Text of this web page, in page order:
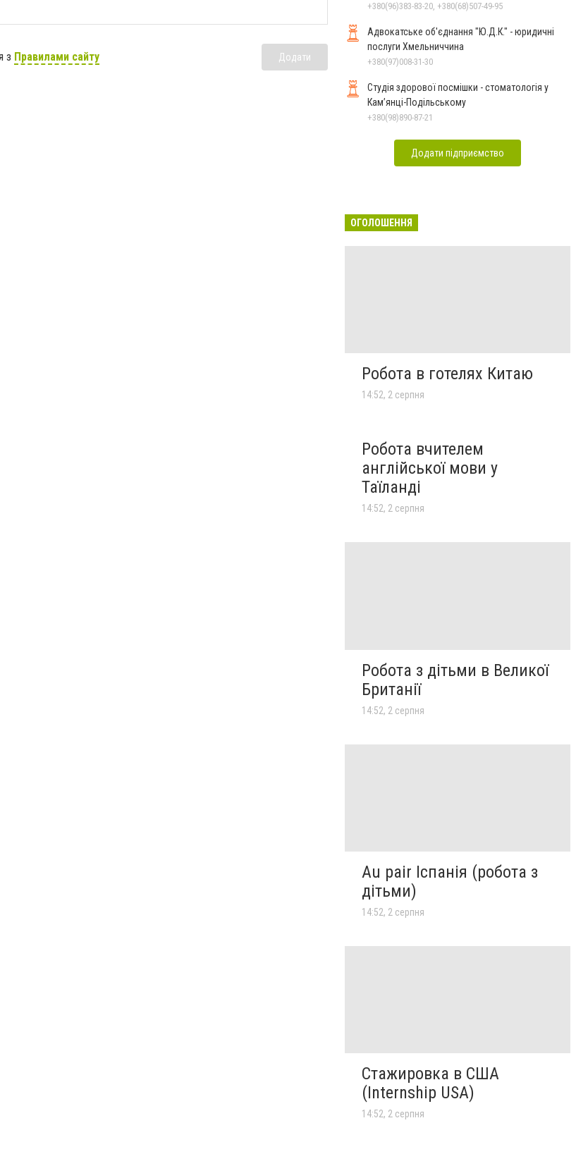
з Правилами сайту Додати
+380(96)383-83-20, +380(68)507-49-95
Адвокатське об'єднання "Ю.Д.К." - юридичні
послуги Хмельниччина
+380(97)008-31-30
Студія здорової посмішки - стоматологія у
Кам’янці-Подільському
+380(98)890-87-21
Додати підприємство
ОГОЛОШЕННЯ
Робота в готелях Китаю
14:52, 2 серпня
Робота вчителем
англійської мови у
Таїланді
14:52, 2 серпня
Робота з дітьми в Великої
Британії
14:52, 2 серпня
Au pair Іспанія (робота з
дітьми)
14:52, 2 серпня
Стажировка в США
(Internship USA)
14:52, 2 серпня